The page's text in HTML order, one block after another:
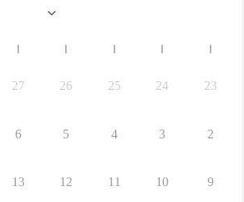
23
24
25
26
27
2
3
4
5
6
9
10
11
12
13